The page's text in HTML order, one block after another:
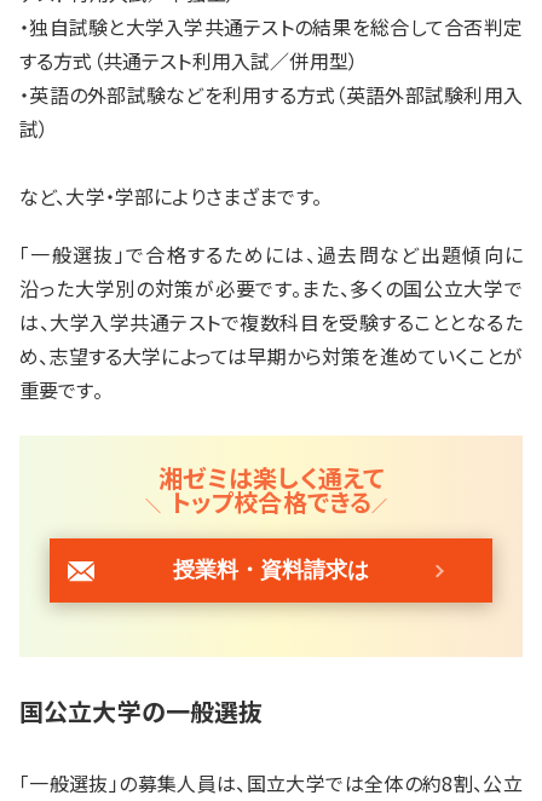
・独自試験と大学入学共通テストの結果を総合して合否判定
する方式（共通テスト利用入試／併用型）
・英語の外部試験などを利用する方式（英語外部試験利用入
試）
など、大学・学部によりさまざまです。
「一般選抜」で合格するためには、過去問など出題傾向に
沿った大学別の対策が必要です。また、多くの国公立大学で
は、大学入学共通テストで複数科目を受験することとなるた
め、志望する大学によっては早期から対策を進めていくことが
重要です。
湘ゼミは楽しく通えて
トップ校合格できる
授業料・資料請求は
国公立大学の一般選抜
「一般選抜」の募集人員は、国立大学では全体の約8割、公立